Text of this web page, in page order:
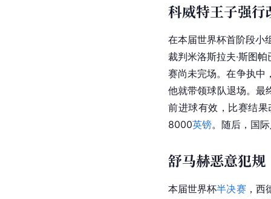
科威特王子强行
在本届世界杯首阶段小
裁判米洛斯拉夫·斯图
赛尚未完场。在争执中
他就带领球队退场。最
前进球有效，比赛结
8000英镑。随后，国
舒马赫恶意犯规
本届世界杯半决赛 ，